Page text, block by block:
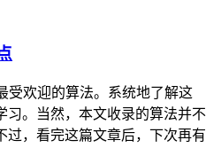
受欢迎的算法。系统地了解这
习。当然，本文收录的算法并不
过，看完这篇文章后，下次再有